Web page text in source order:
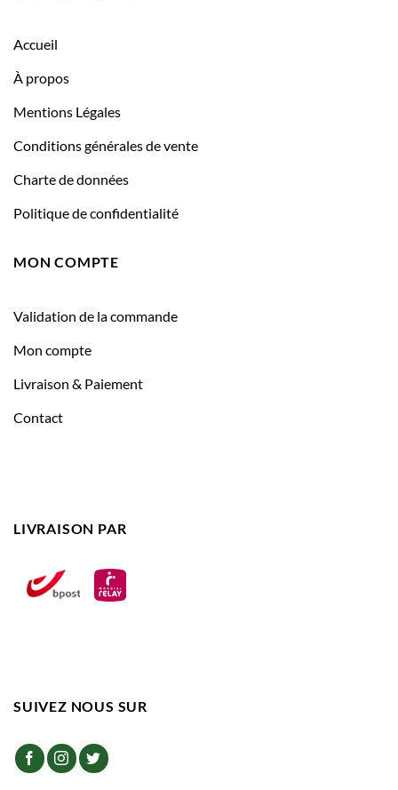
Accueil
À propos
Mentions Légales
Conditions générales de vente
Charte de données
Politique de confidentialité
MON COMPTE
Validation de la commande
Mon compte
Livraison & Paiement
Contact
LIVRAISON PAR
SUIVEZ NOUS SUR